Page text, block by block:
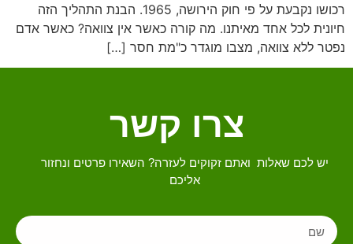
רכושו נקבעת על פי חוק הירושה, 1965. הבנת התהליך הזה
חיונית לכל אחד מאיתנו. מה קורה כאשר אין צוואה? כאשר אדם
נפטר ללא צוואה, מצבו מוגדר כ"מת חסר […]
צרו קשר
יש לכם שאלות ואתם זקוקים לעזרה? השאירו פרטים ונחזור
אליכם